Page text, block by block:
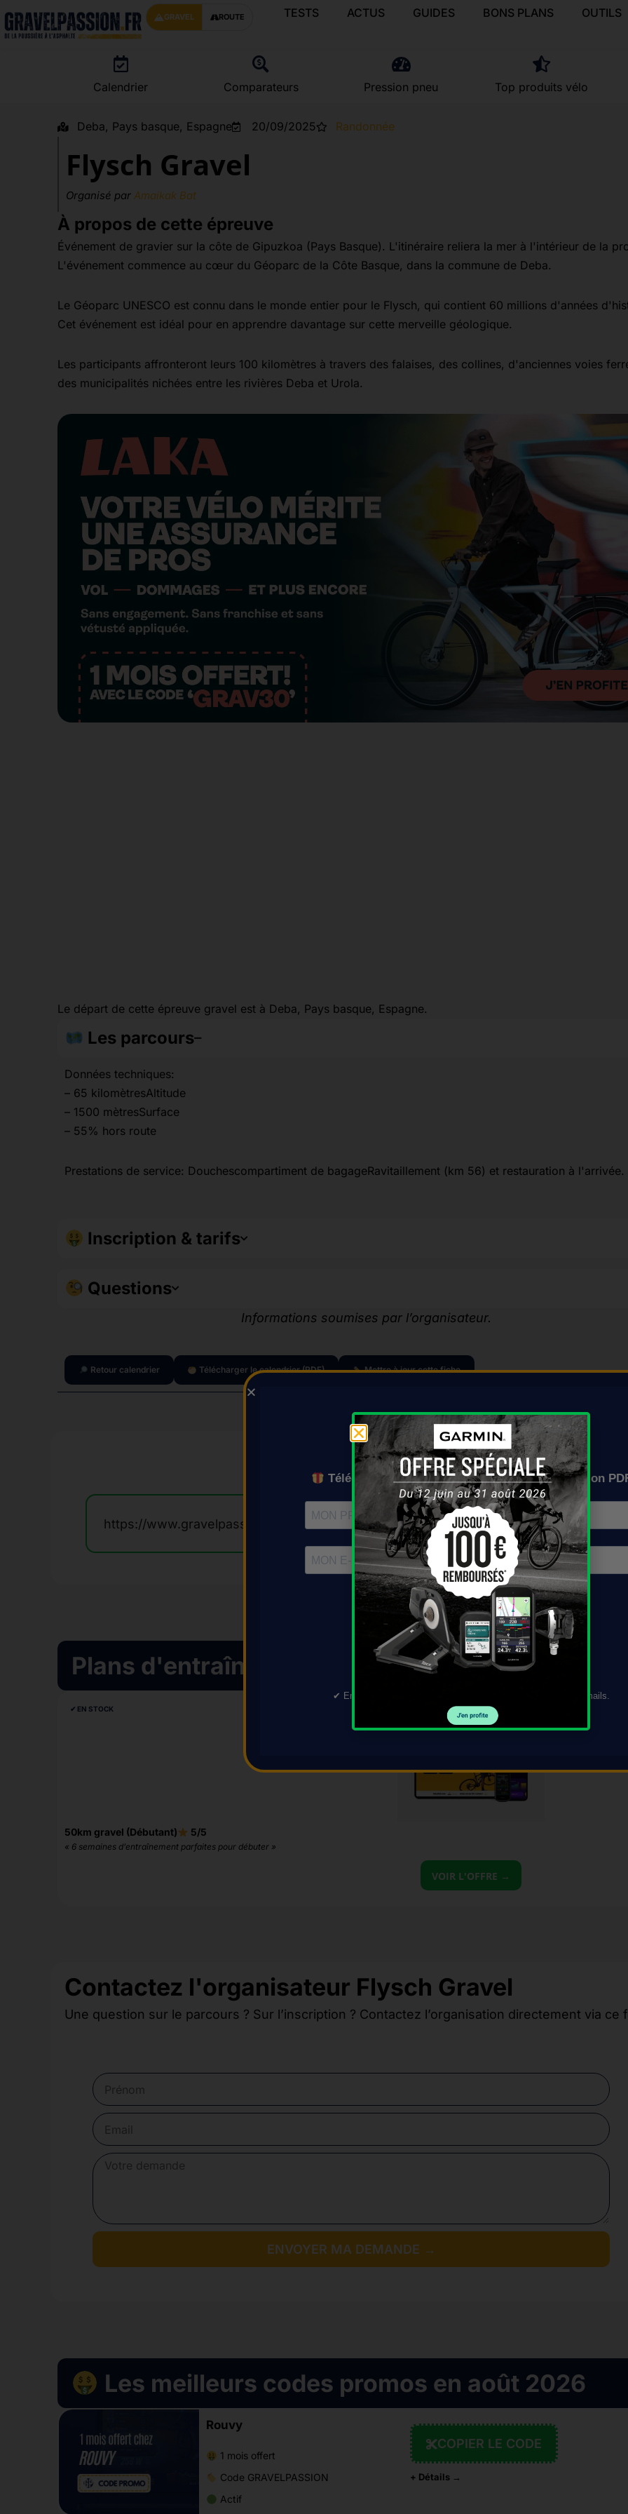
GRAVEL ROUTE TESTS ACTUS GUIDES BONS PLANS OUTILS
Calendrier Comparateurs Pression pneu Top produits vélo
Deba, Pays basque, Espagne 20/09/2025 Randonnée
Flysch Gravel
Organisé par Amaikak Bat
À propos de cette épreuve
Événement de gravier sur la côte de Gipuzkoa (Pays Basque). L'itinéraire reliera la mer à l'intérieur de la
L'événement commence au cœur du Géoparc de la Côte Basque, dans la commune de Deba.
Le Géoparc UNESCO est connu dans le monde entier pour le Flysch, qui contient 60 millions d'années
Cet événement est idéal pour en apprendre davantage sur cette merveille géologique.
Les participants affronteront leurs 100 kilomètres à travers des falaises, des collines, d'anciennes voies
des municipalités nichées entre les rivières Deba et Urola.
Le départ de cette épreuve gravel est à Deba, Pays basque, Espagne.
Les parcours
Données techniques:
– 65 kilomètresAltitude
– 1500 mètresSurface
– 55% hors route
Prestations de service: Douchescompartiment de bagageRavitaillement (km 56) et restauration à l'arrivée.
Inscription & tarifs
Questions
Informations soumises par l’organisateur.
Retour calendrier Télécharger le calendrier (PDF) Mettre à jour cette fiche
Ce contenu vous a aidé ?
Faites-le découvrir à d’autres cyclistes !
https://www.gravelpassion.fr/evenements-calendrier-gravel/flysch-gravel/
Plans d'entraînement pour Flysch Gravel
✔︎ EN STOCK
50km gravel (Débutant) 5/5
« 6 semaines d’entraînement parfaites pour débuter »
VOIR L'OFFRE →
Contactez l'organisateur Flysch Gravel
Une question sur le parcours ? Sur l’inscription ? Contactez l’organisation directement via ce
ENVOYER MA DEMANDE →
Les meilleurs codes promos en août 2026
Rouvy
1 mois offert
Code GRAVELPASSION
Actif
COPIER LE CODE
+ Détails →
On vous l'envoie où ?
Téléchargez gratuitement le calendrier en version
TÉLÉCHARGER →
✔︎ En validant ce formulaire, vous acceptez de recevoir nos e-mails.
Désinscription en 1 clic.